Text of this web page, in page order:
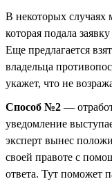
В некоторых случаях
которая подала
Еще предлагается
владельца
укажет, что не
Способ №2 —
уведомление
эксперт вынес
своей правоте с
ответа. Тут поможет